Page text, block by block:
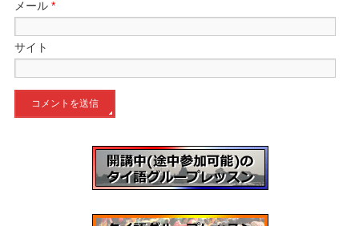
メール*
サイト